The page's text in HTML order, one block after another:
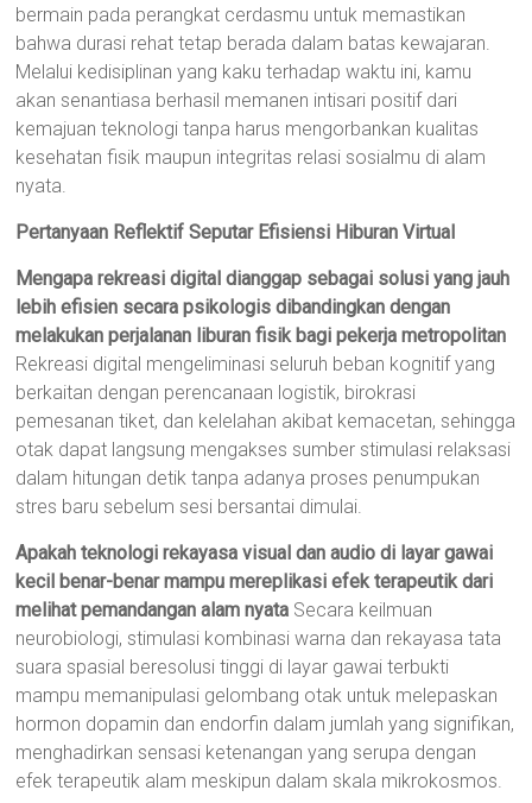
bermain pada perangkat cerdasmu untuk memastikan
bahwa durasi rehat tetap berada dalam batas kewajaran.
Melalui kedisiplinan yang kaku terhadap waktu ini, kamu
akan senantiasa berhasil memanen intisari positif dari
kemajuan teknologi tanpa harus mengorbankan kualitas
kesehatan fisik maupun integritas relasi sosialmu di alam
nyata.
Pertanyaan Reflektif Seputar Efisiensi Hiburan Virtual
Mengapa rekreasi digital dianggap sebagai solusi yang jauh
lebih efisien secara psikologis dibandingkan dengan
melakukan perjalanan liburan fisik bagi pekerja metropolitan
Rekreasi digital mengeliminasi seluruh beban kognitif yang
berkaitan dengan perencanaan logistik, birokrasi
pemesanan tiket, dan kelelahan akibat kemacetan, sehingga
otak dapat langsung mengakses sumber stimulasi relaksasi
dalam hitungan detik tanpa adanya proses penumpukan
stres baru sebelum sesi bersantai dimulai.
Apakah teknologi rekayasa visual dan audio di layar gawai
kecil benar-benar mampu mereplikasi efek terapeutik dari
melihat pemandangan alam nyata Secara keilmuan
neurobiologi, stimulasi kombinasi warna dan rekayasa tata
suara spasial beresolusi tinggi di layar gawai terbukti
mampu memanipulasi gelombang otak untuk melepaskan
hormon dopamin dan endorfin dalam jumlah yang signifikan,
menghadirkan sensasi ketenangan yang serupa dengan
efek terapeutik alam meskipun dalam skala mikrokosmos.